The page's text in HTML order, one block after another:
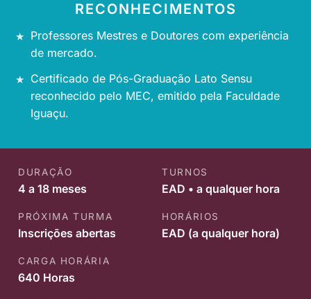
RECONHECIMENTOS
Professores Mestres e Doutores com experiência
de mercado.
Certificado de Pós-Graduação Lato Sensu
reconhecido pelo MEC, emitido pela Faculdade
Iguaçu.
DURAÇÃO
4 a 18 meses
TURNOS
EAD • a qualquer hora
PRÓXIMA TURMA
Inscrições abertas
HORÁRIOS
EAD (a qualquer hora)
CARGA HORÁRIA
640 Horas